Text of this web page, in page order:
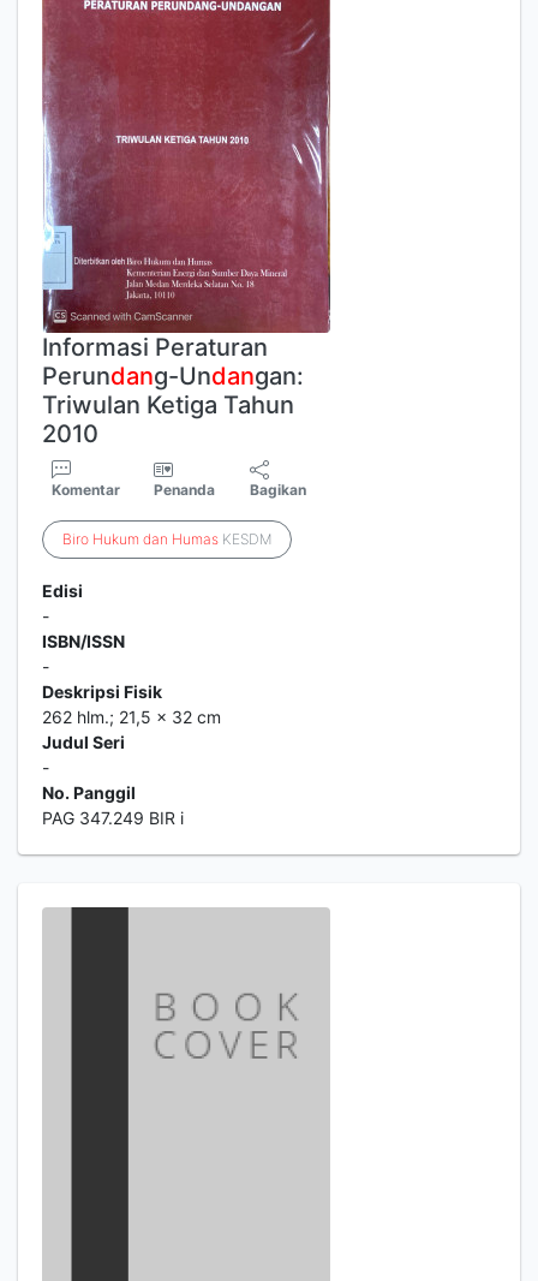
Informasi Peraturan
Perundang-Undangan:
Triwulan Ketiga Tahun
2010
Komentar Penanda Bagikan
Biro Hukum dan Humas KESDM
Edisi
-
ISBN/ISSN
-
Deskripsi Fisik
262 hlm.; 21,5 x 32 cm
Judul Seri
-
No. Panggil
PAG 347.249 BIR i